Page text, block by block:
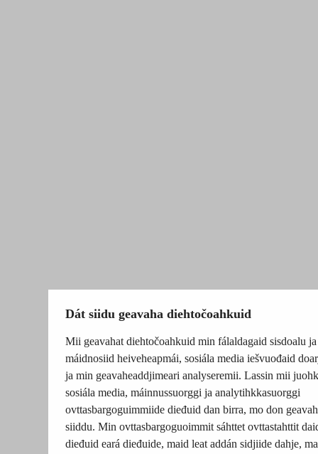
Dát siidu geavaha diehtočoahkuid
Mii geavahat diehtočoahkuid min fálaldagaid sisdoalu ja
máidnosiid heiveheapmái, sosiála media iešvuođaid
ja min geavaheaddjimeari analyseremii. Lassin mii
sosiála media, máinnussuorggi ja analytihkkasuorggi
ovttasbargoguimmiide dieđuid dan birra, mo don
siiddu. Min ovttasbargoguoimmit sáhttet ovttastahttit
dieđuid eará dieđuide, maid leat addán sidjiide dahje,